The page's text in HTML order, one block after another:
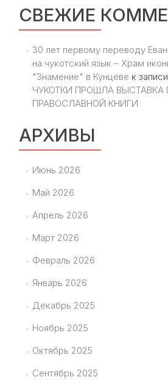
СВЕЖИЕ
30 лет первому переводу
на чукотский язык – Храм
"Знамение" в Кунцеве к записи
ЧУКОТКИ ПРОШЛА
ПРАВОСЛАВНОЙ КНИГИ
АРХИВЫ
Июнь 2026
Май 2026
Апрель 2026
Март 2026
Февраль 2026
Январь 2026
Декабрь 2025
Ноябрь 2025
Октябрь 2025
Сентябрь 2025